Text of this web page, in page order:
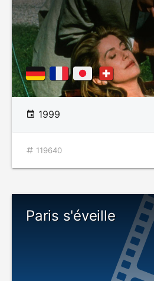
1999
119640
Paris s'éveille